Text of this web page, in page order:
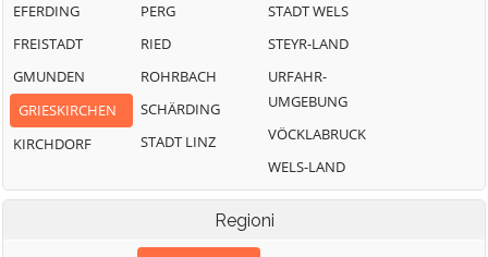
EFERDING
FREISTADT
GMUNDEN
GRIESKIRCHEN
KIRCHDORF
PERG
RIED
ROHRBACH
SCHÄRDING
STADT LINZ
STADT WELS
STEYR-LAND
URFAHR-
UMGEBUNG
VÖCKLABRUCK
WELS-LAND
Regioni